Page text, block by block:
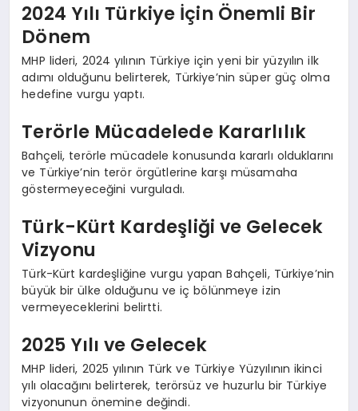
2024 Yılı Türkiye İçin Önemli Bir
Dönem
MHP lideri, 2024 yılının Türkiye için yeni bir yüzyılın ilk
adımı olduğunu belirterek, Türkiye’nin süper güç olma
hedefine vurgu yaptı.
Terörle Mücadelede Kararlılık
Bahçeli, terörle mücadele konusunda kararlı olduklarını
ve Türkiye’nin terör örgütlerine karşı müsamaha
göstermeyeceğini vurguladı.
Türk-Kürt Kardeşliği ve Gelecek
Vizyonu
Türk-Kürt kardeşliğine vurgu yapan Bahçeli, Türkiye’nin
büyük bir ülke olduğunu ve iç bölünmeye izin
vermeyeceklerini belirtti.
2025 Yılı ve Gelecek
MHP lideri, 2025 yılının Türk ve Türkiye Yüzyılının ikinci
yılı olacağını belirterek, terörsüz ve huzurlu bir Türkiye
vizyonunun önemine değindi.